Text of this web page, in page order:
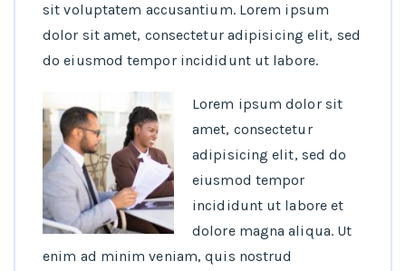
sit voluptatem accusantium. Lorem ipsum
dolor sit amet, consectetur adipisicing elit, sed
do eiusmod tempor incididunt ut labore.
Lorem ipsum dolor sit
amet, consectetur
adipisicing elit, sed do
eiusmod tempor
incididunt ut labore et
dolore magna aliqua. Ut
enim ad minim veniam, quis nostrud